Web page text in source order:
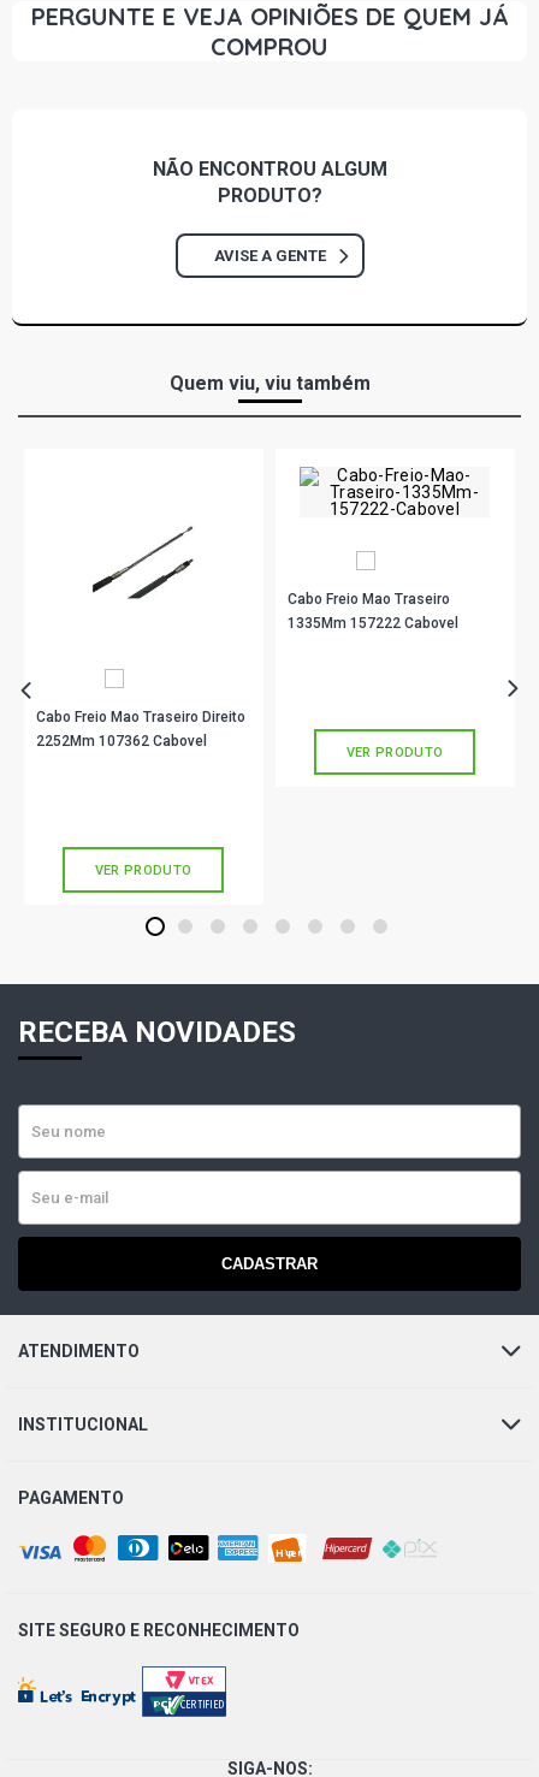
PERGUNTE E VEJA OPINIÕES DE QUEM JÁ
COMPROU
NÃO ENCONTROU ALGUM
PRODUTO?
AVISE A GENTE
Quem viu, viu também
Cabo Freio Mao Traseiro Direito
2252Mm 107362 Cabovel
VER PRODUTO
Cabo Freio Mao Traseiro
1335Mm 157222 Cabovel
VER PRODUTO
1 2 3 4 5 6 7 8
RECEBA NOVIDADES
CADASTRAR
ATENDIMENTO
INSTITUCIONAL
PAGAMENTO
SITE SEGURO E RECONHECIMENTO
SIGA-NOS: